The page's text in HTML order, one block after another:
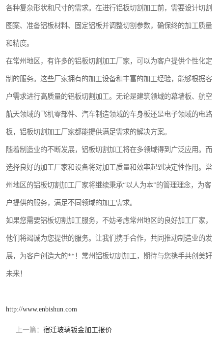
各种复杂形状和尺寸的需求。在进行铝板切割加工前，需要设计切割
图案、准备铝板材料、固定铝板并调整切割参数，确保终的加工质量
和精度。
在常州地区，有许多的铝板切割加工厂家，可以为客户提供个性化定
制的服务。这些厂家拥有的加工设备和丰富的加工经验，能够根据客
户需求进行高质量的铝板切割加工。无论是建筑领域的幕墙板、航空
航天领域的飞机零部件、汽车制造领域的车身板还是电子领域的电路
板，铝板切割加工厂家都能提供满足需求的解决方案。
随着制造业的不断发展，铝板切割加工将在多领域得到广泛应用。而
选择良好的加工厂家和设备将对加工质量和效率起到决定性作用。常
州地区的铝板切割加工厂家将继续秉承“以人为本”的管理理念，为客
户提供的服务，满足不同领域的加工需求。
如果您需要铝板切割加工服务，不妨考虑常州地区的良好加工厂家，
他们将竭诚为您提供的服务。让我们携手合作，共同推动制造业的发
展，为客户创造大的**！常州铝板切割加工，期待与您携手共创美好
未来！
http://www.enbishun.com
上一篇： 宿迁玻璃钣金加工报价